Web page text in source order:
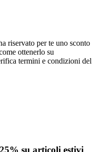
riservato per te uno sconto
ottenerlo su
termini e condizioni del
su articoli estivi